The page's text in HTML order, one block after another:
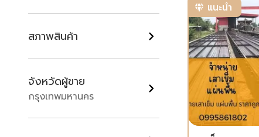
แนะนำ
สภาพสินค้า
จังหวัดผู้ขาย
กรุงเทพมหานคร